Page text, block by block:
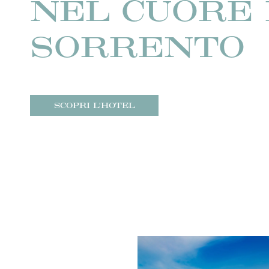
NEL CUORE
SORRENTO
SCOPRI L'HOTEL